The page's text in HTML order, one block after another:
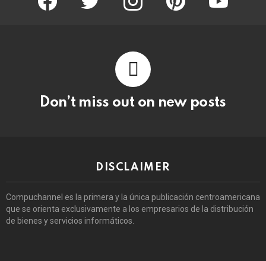
Don’t miss out on new posts
DISCLAIMER
Compuchannel es la primera y la única publicación centroamericana
que se orienta exclusivamente a los empresarios de la distribución
de bienes y servicios informáticos.